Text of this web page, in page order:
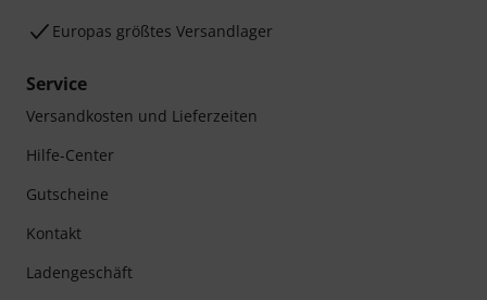
Europas größtes Versandlager
Service
Versandkosten und Lieferzeiten
Hilfe-Center
Gutscheine
Kontakt
Ladengeschäft